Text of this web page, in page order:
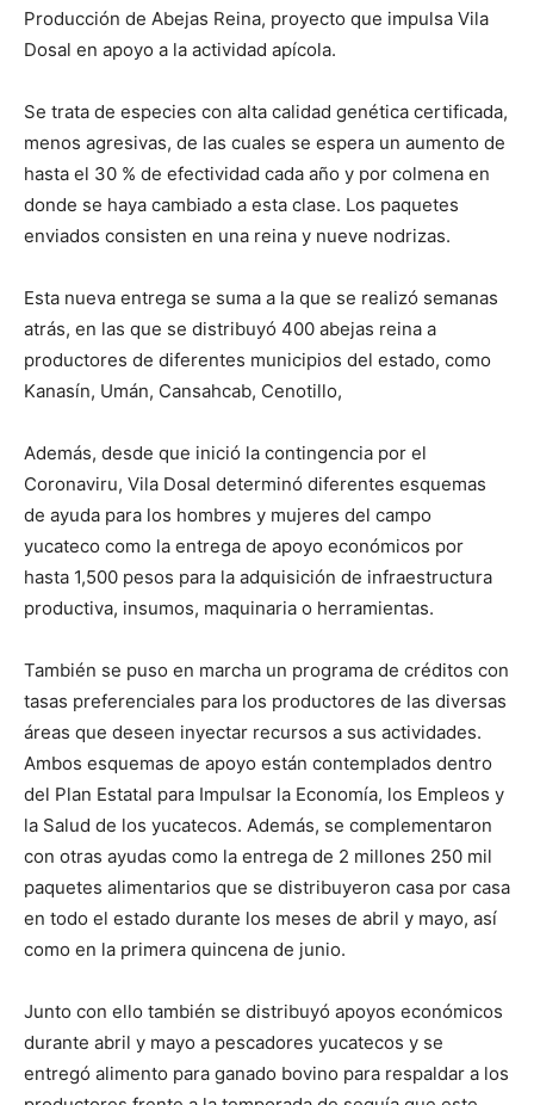
Producción de Abejas Reina, proyecto que impulsa Vila
Dosal en apoyo a la actividad apícola.
Se trata de especies con alta calidad genética certificada,
menos agresivas, de las cuales se espera un aumento de
hasta el 30 % de efectividad cada año y por colmena en
donde se haya cambiado a esta clase. Los paquetes
enviados consisten en una reina y nueve nodrizas.
Esta nueva entrega se suma a la que se realizó semanas
atrás, en las que se distribuyó 400 abejas reina a
productores de diferentes municipios del estado, como
Kanasín, Umán, Cansahcab, Cenotillo,
Además, desde que inició la contingencia por el
Coronaviru, Vila Dosal determinó diferentes esquemas
de ayuda para los hombres y mujeres del campo
yucateco como la entrega de apoyo económicos por
hasta 1,500 pesos para la adquisición de infraestructura
productiva, insumos, maquinaria o herramientas.
También se puso en marcha un programa de créditos con
tasas preferenciales para los productores de las diversas
áreas que deseen inyectar recursos a sus actividades.
Ambos esquemas de apoyo están contemplados dentro
del Plan Estatal para Impulsar la Economía, los Empleos y
la Salud de los yucatecos. Además, se complementaron
con otras ayudas como la entrega de 2 millones 250 mil
paquetes alimentarios que se distribuyeron casa por casa
en todo el estado durante los meses de abril y mayo, así
como en la primera quincena de junio.
Junto con ello también se distribuyó apoyos económicos
durante abril y mayo a pescadores yucatecos y se
entregó alimento para ganado bovino para respaldar a los